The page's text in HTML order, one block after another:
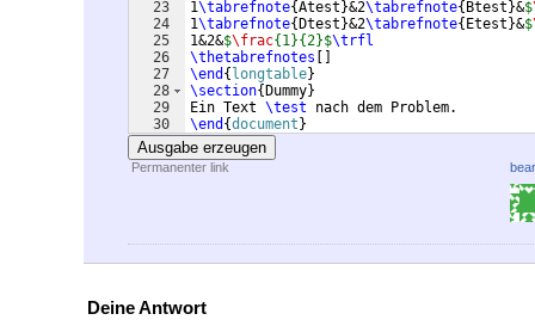
23
24
25
26
27
28
29
30
1\tabrefnote{Atest }&2\tabrefnote{ Btest }&$
1\tabrefnote{ Dtest }&2\tabrefnote{ Etest }&$
1&2&$\frac{1}{2}$\trfl
\thetabrefnotes
\end { longtable}
\section{ Dummy}
Ein Text \test nach dem Problem.
\end {document }
Ausgabe erzeugen
Permanenter link
Deine Antwort